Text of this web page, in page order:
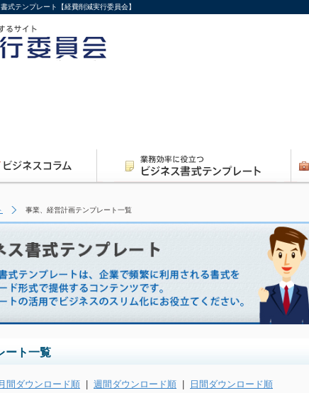
式テンプレート【経費削減実行委員会】
事業、経営計画テンプレート一覧
ート一覧
月間ダウンロード順 | 週間ダウンロード順 | 日間ダウンロード順